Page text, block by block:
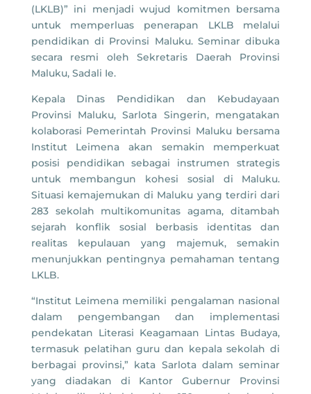
(LKLB)” ini menjadi wujud komitmen bersama
untuk memperluas penerapan LKLB melalui
pendidikan di Provinsi Maluku. Seminar dibuka
secara resmi oleh Sekretaris Daerah Provinsi
Maluku, Sadali Ie.
Kepala Dinas Pendidikan dan Kebudayaan
Provinsi Maluku, Sarlota Singerin, mengatakan
kolaborasi Pemerintah Provinsi Maluku bersama
Institut Leimena akan semakin memperkuat
posisi pendidikan sebagai instrumen strategis
untuk membangun kohesi sosial di Maluku.
Situasi kemajemukan di Maluku yang terdiri dari
283 sekolah multikomunitas agama, ditambah
sejarah konflik sosial berbasis identitas dan
realitas kepulauan yang majemuk, semakin
menunjukkan pentingnya pemahaman tentang
LKLB.
“Institut Leimena memiliki pengalaman nasional
dalam pengembangan dan implementasi
pendekatan Literasi Keagamaan Lintas Budaya,
termasuk pelatihan guru dan kepala sekolah di
berbagai provinsi,” kata Sarlota dalam seminar
yang diadakan di Kantor Gubernur Provinsi